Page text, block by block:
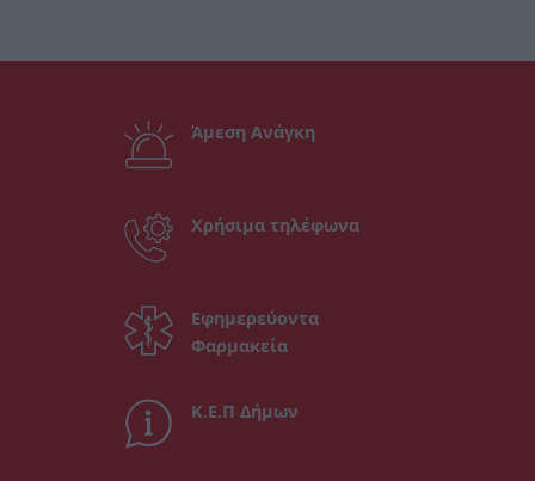
Άμεση Ανάγκη
Χρήσιμα τηλέφωνα
Εφημερεύοντα
Φαρμακεία
Κ.Ε.Π Δήμων